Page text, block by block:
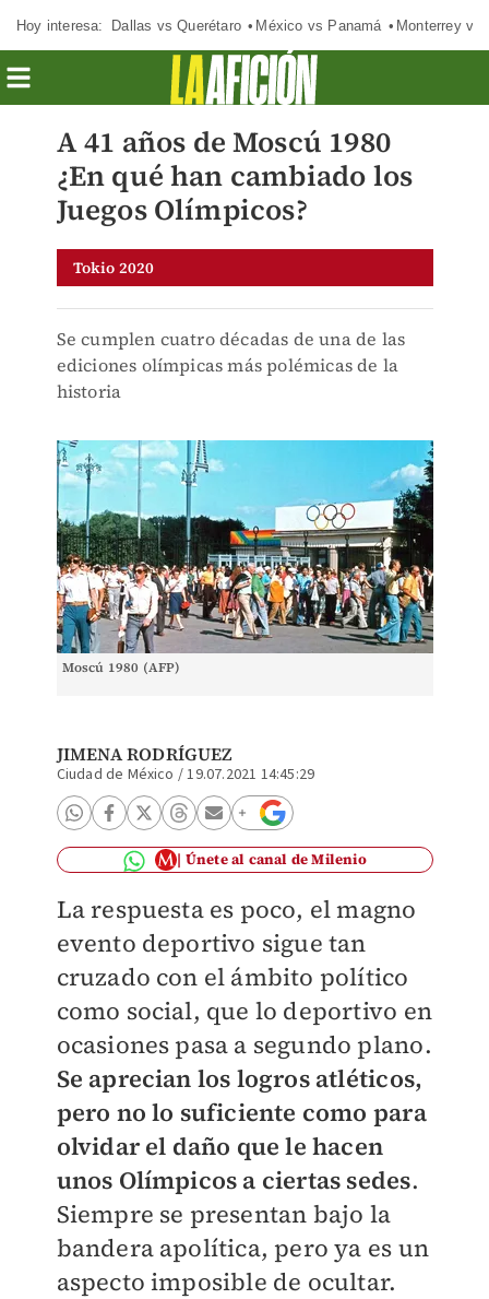
Hoy interesa: Dallas vs Querétaro México vs Panamá Monterrey vs
A 41 años de Moscú 1980
¿En qué han cambiado los
Juegos Olímpicos?
Tokio 2020
Se cumplen cuatro décadas de una de las
ediciones olímpicas más polémicas de la
historia
Moscú 1980 (AFP)
JIMENA RODRÍGUEZ
Ciudad de México /19.07.2021 14:45:29
Únete al canal de Milenio
La respuesta es poco, el magno
evento deportivo sigue tan
cruzado con el ámbito político
como social, que lo deportivo en
ocasiones pasa a segundo plano.
Se aprecian los logros atléticos,
pero no lo suficiente como para
olvidar el daño que le hacen
unos Olímpicos a ciertas sedes.
Siempre se presentan bajo la
bandera apolítica, pero ya es un
aspecto imposible de ocultar.